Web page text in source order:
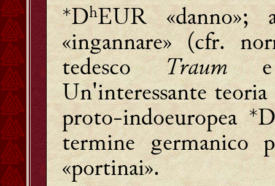
*DʰEUR «danno»;
«ingannare» (cfr.
tedescoTraume
Un'interessante
proto-indoeuropea
termine germanico
«portinai».